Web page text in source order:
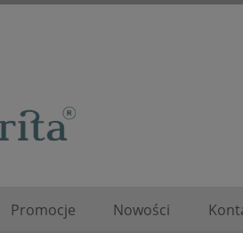
Promocje Nowości